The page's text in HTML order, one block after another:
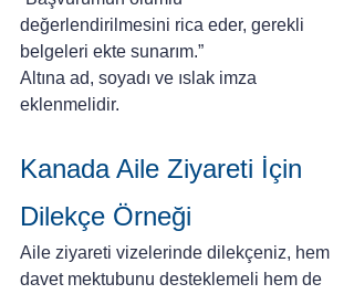
değerlendirilmesini rica eder, gerekli
belgeleri ekte sunarım.”
Altına ad, soyadı ve ıslak imza
eklenmelidir.
Kanada Aile Ziyareti İçin
Dilekçe Örneği
Aile ziyareti vizelerinde dilekçeniz, hem
davet mektubunu desteklemeli hem de